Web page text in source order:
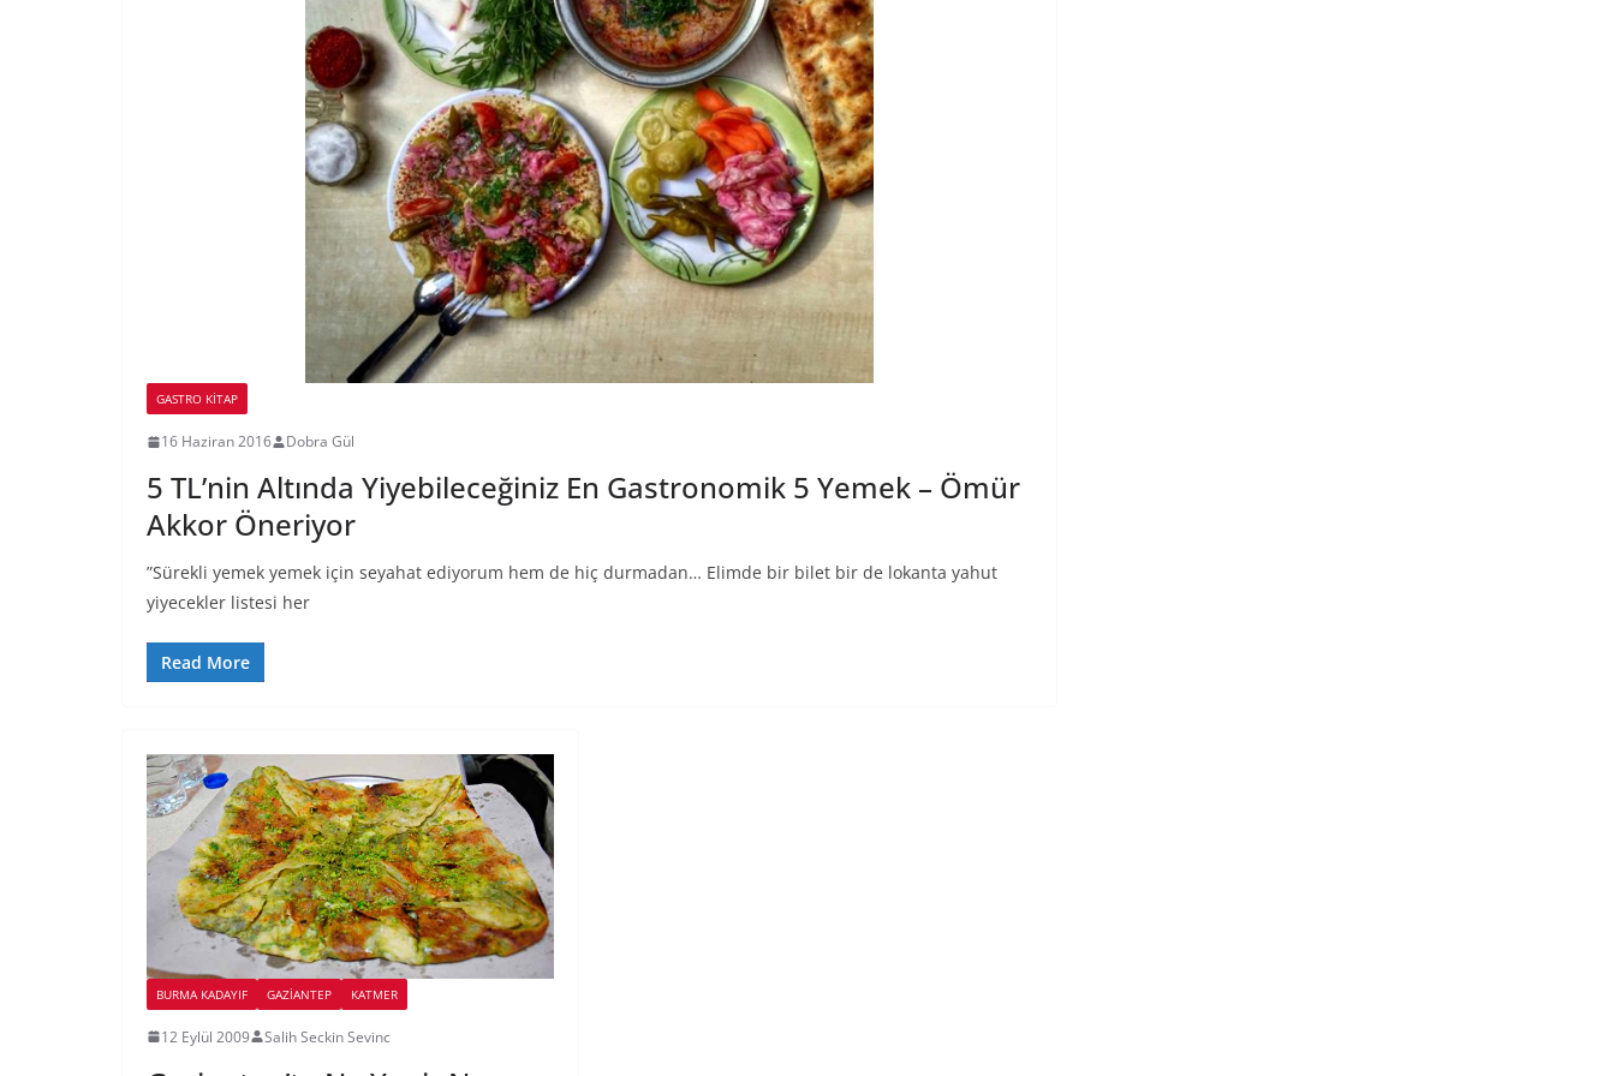
GASTRO KITAP
16 Haziran 2016 Dobra Gül
5 TL’nin Altında Yiyebileceğiniz En Gastronomik 5 Yemek – Ömür
Akkor Öneriyor
”Sürekli yemek yemek için seyahat ediyorum hem de hiç durmadan… Elimde bir bilet bir de lokanta yahut
yiyecekler listesi her
Read More
BURMA KADAYIF GAZIANTEP KATMER
12 Eylül 2009 Salih Seckin Sevinc